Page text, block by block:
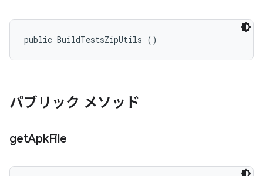
public BuildTestsZipUtils ()
パブリック メソッド
getApkFile